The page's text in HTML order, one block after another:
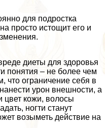
для подростка
просто истощит его и
диеты для здоровья
понятия – не более чем
что ограничение себя в
урон внешности, а
цвет кожи, волосы
ногти станут
возыметь действие на